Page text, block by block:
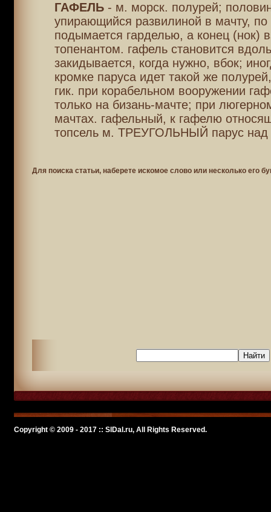
ГАФЕЛЬ- м. морск. полурей;
упирающийся развилиной в мачту, по
подымается гарделью, а конец (нок)
топенантом. гафель становится
закидывается, когда нужно, вбок;
кромке паруса идет такой же
гик. при корабельном вооружении
только на бизань-мачте; при
мачтах. гафельный, к гафелю
топсель м. ТРЕУГОЛЬНЫЙ парус над
Для поиска статьи, наберете искомое слово или несколько его
Copyright © 2009 - 2017 :: SlDal.ru, All Rights Reserved.